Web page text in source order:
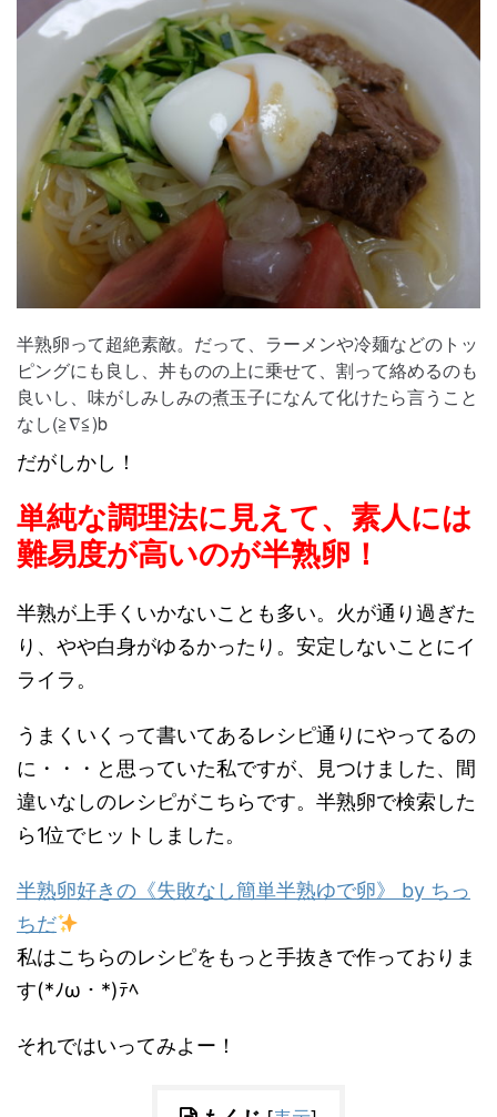
半熟卵って超絶素敵。だって、ラーメンや冷麺などのトッ
ピングにも良し、丼ものの上に乗せて、割って絡めるのも
良いし、味がしみしみの煮玉子になんて化けたら言うこと
なし(≧∇≦)b
だがしかし！
単純な調理法に見えて、素人には
難易度が高いのが半熟卵！
半熟が上手くいかないことも多い。火が通り過ぎた
り、やや白身がゆるかったり。安定しないことにイ
ライラ。
うまくいくって書いてあるレシピ通りにやってるの
に・・・と思っていた私ですが、見つけました、間
違いなしのレシピがこちらです。半熟卵で検索した
ら1位でヒットしました。
半熟卵好きの《失敗なし簡単半熟ゆで卵》 by ちっ
ちだ
私はこちらのレシピをもっと手抜きで作っておりま
す(*ﾉω・*)ﾃﾍ
それではいってみよー！